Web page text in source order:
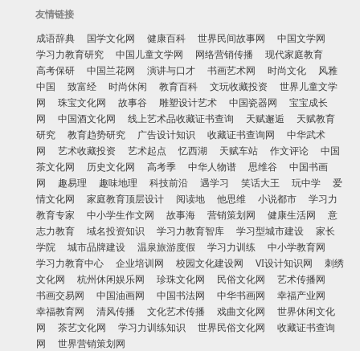
友情链接
成语辞典
国学文化网 健康百科 世界民间故事网
中国文学网
学习力教育研究
中国儿童文学网 网络营销传播
现代家庭教育
高考保研
中国兰花网 演讲与口才 书画艺术网 时尚文化
风雅
中国
致富经 时尚休闲 教育百科 文玩收藏投资
世界儿童文学
网
珠宝文化网 故事谷 雕塑设计艺术 中国瓷器网
宝宝成长
网
中国酒文化网 线上艺术品收藏证书查询 天赋邂逅
天赋教育
研究
教育趋势研究 广告设计知识 收藏证书查询网
中华武术
网
艺术收藏投资 艺术起点 忆西湖 天赋车站 作文评论
中国
茶文化网
历史文化网 高考季 中华人物谱 思维谷
中国书画
网
趣易理 趣味地理 科技前沿 遇学习 笑话大王 玩中学
爱
情文化网
家庭教育顶层设计 阅读地 他思维 小说都市
学习力
教育专家
中小学生作文网 故事海 营销策划网 健康生活网
意
志力教育
域名投资知识 学习力教育智库 学习型城市建设
家长
学院
城市品牌建设 温泉旅游度假 学习力训练
中小学教育网
学习力教育中心
企业培训网 校园文化建设网 VI设计知识网
刺绣
文化网
杭州休闲娱乐网 珍珠文化网 民俗文化网
艺术传播网
书画交易网
中国油画网 中国书法网 中华书画网
幸福产业网
幸福教育网
清风传播 文化艺术传播 戏曲文化网
世界休闲文化
网
茶艺文化网 学习力训练知识 世界民俗文化网
收藏证书查询
网
世界营销策划网